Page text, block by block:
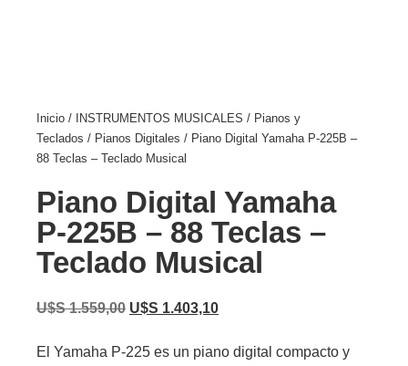
Inicio / INSTRUMENTOS MUSICALES / Pianos y
Teclados / Pianos Digitales / Piano Digital Yamaha P-225B –
88 Teclas – Teclado Musical
Piano Digital Yamaha
P-225B – 88 Teclas –
Teclado Musical
U$S1.559,00 U$S 1.403,10
El Yamaha P-225 es un piano digital compacto y